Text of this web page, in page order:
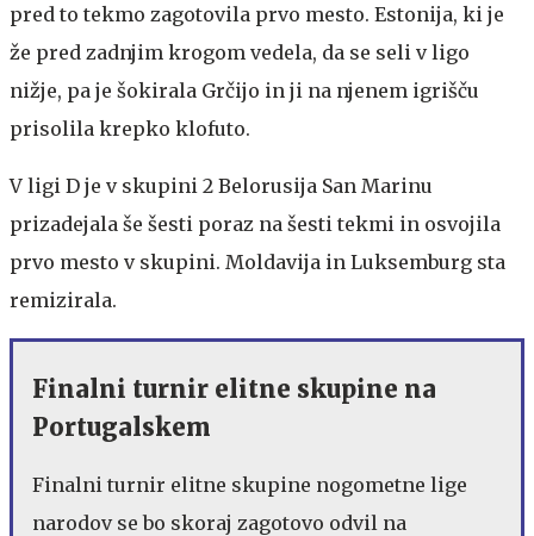
pred to tekmo zagotovila prvo mesto. Estonija, ki je
že pred zadnjim krogom vedela, da se seli v ligo
nižje, pa je šokirala Grčijo in ji na njenem igrišču
prisolila krepko klofuto.
V ligi D je v skupini 2 Belorusija San Marinu
prizadejala še šesti poraz na šesti tekmi in osvojila
prvo mesto v skupini. Moldavija in Luksemburg sta
remizirala.
Finalni turnir elitne skupine na
Portugalskem
Finalni turnir elitne skupine nogometne lige
narodov se bo skoraj zagotovo odvil na